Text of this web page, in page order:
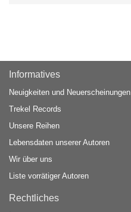
Informatives
Neuigkeiten und Neuerscheinungen
Trekel Records
Unsere Reihen
Lebensdaten unserer Autoren
Wir über uns
Liste vorrätiger Autoren
Rechtliches